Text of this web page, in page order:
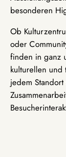
besonderen
Ob
oder
finden in ganz
kulturellen und
jedem